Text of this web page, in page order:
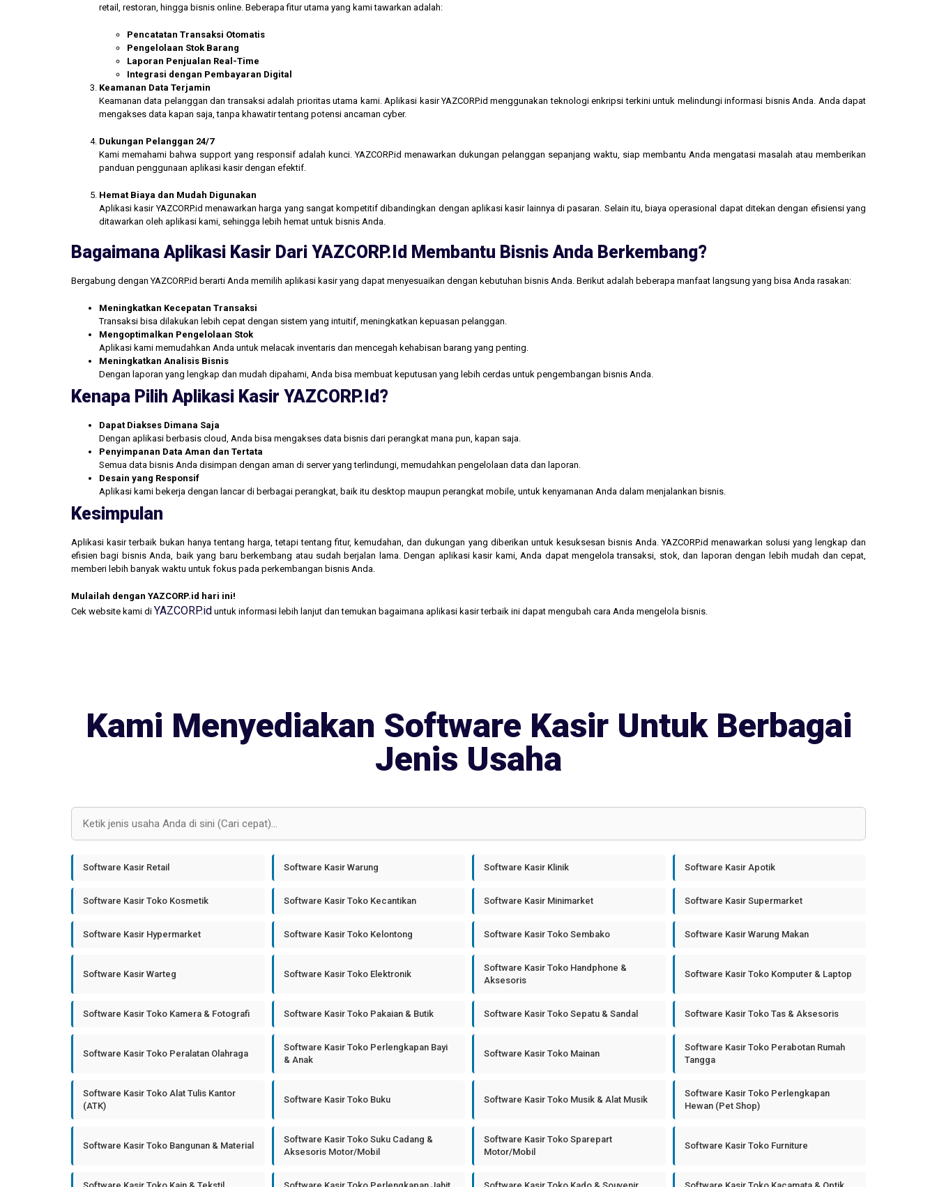
retail, restoran, hingga bisnis online. Beberapa fitur utama yang kami tawarkan adalah:
Pencatatan Transaksi Otomatis
Pengelolaan Stok Barang
Laporan Penjualan Real-Time
Integrasi dengan Pembayaran Digital
Keamanan Data Terjamin
Keamanan data pelanggan dan transaksi adalah prioritas utama kami. Aplikasi kasir YAZCORP.id menggunakan teknologi enkripsi terkini untuk melindungi informasi bisnis Anda. Anda dapat
mengakses data kapan saja, tanpa khawatir tentang potensi ancaman cyber.
Dukungan Pelanggan 24/7
Kami memahami bahwa support yang responsif adalah kunci. YAZCORP.id menawarkan dukungan pelanggan sepanjang waktu, siap membantu Anda mengatasi masalah atau memberikan
panduan penggunaan aplikasi kasir dengan efektif.
Hemat Biaya dan Mudah Digunakan
Aplikasi kasir YAZCORP.id menawarkan harga yang sangat kompetitif dibandingkan dengan aplikasi kasir lainnya di pasaran. Selain itu, biaya operasional dapat ditekan dengan efisiensi yang
ditawarkan oleh aplikasi kami, sehingga lebih hemat untuk bisnis Anda.
Bagaimana Aplikasi Kasir Dari YAZCORP.id Membantu Bisnis Anda Berkembang?
Bergabung dengan YAZCORP.id berarti Anda memilih aplikasi kasir yang dapat menyesuaikan dengan kebutuhan bisnis Anda. Berikut adalah beberapa manfaat langsung yang bisa Anda rasakan:
Meningkatkan Kecepatan Transaksi
Transaksi bisa dilakukan lebih cepat dengan sistem yang intuitif, meningkatkan kepuasan pelanggan.
Mengoptimalkan Pengelolaan Stok
Aplikasi kami memudahkan Anda untuk melacak inventaris dan mencegah kehabisan barang yang penting.
Meningkatkan Analisis Bisnis
Dengan laporan yang lengkap dan mudah dipahami, Anda bisa membuat keputusan yang lebih cerdas untuk pengembangan bisnis Anda.
Kenapa Pilih Aplikasi Kasir YAZCORP.id?
Dapat Diakses Dimana Saja
Dengan aplikasi berbasis cloud, Anda bisa mengakses data bisnis dari perangkat mana pun, kapan saja.
Penyimpanan Data Aman dan Tertata
Semua data bisnis Anda disimpan dengan aman di server yang terlindungi, memudahkan pengelolaan data dan laporan.
Desain yang Responsif
Aplikasi kami bekerja dengan lancar di berbagai perangkat, baik itu desktop maupun perangkat mobile, untuk kenyamanan Anda dalam menjalankan bisnis.
Kesimpulan
Aplikasi kasir terbaik bukan hanya tentang harga, tetapi tentang fitur, kemudahan, dan dukungan yang diberikan untuk kesuksesan bisnis Anda. YAZCORP.id menawarkan solusi yang lengkap dan
efisien bagi bisnis Anda, baik yang baru berkembang atau sudah berjalan lama. Dengan aplikasi kasir kami, Anda dapat mengelola transaksi, stok, dan laporan dengan lebih mudah dan cepat,
memberi lebih banyak waktu untuk fokus pada perkembangan bisnis Anda.
Mulailah dengan YAZCORP.id hari ini!
Cek website kami di YAZCORP.id untuk informasi lebih lanjut dan temukan bagaimana aplikasi kasir terbaik ini dapat mengubah cara Anda mengelola bisnis.
Kami Menyediakan Software Kasir Untuk Berbagai
Jenis Usaha
Software Kasir Retail Software Kasir Warung Software Kasir Klinik Software Kasir Apotik
Software Kasir Toko Kosmetik Software Kasir Toko Kecantikan Software Kasir Minimarket Software Kasir Supermarket
Software Kasir Hypermarket Software Kasir Toko Kelontong Software Kasir Toko Sembako Software Kasir Warung Makan
Software Kasir Warteg Software Kasir Toko Elektronik
Software Kasir Toko Handphone &
Aksesoris
Software Kasir Toko Komputer & Laptop
Software Kasir Toko Kamera & Fotografi Software Kasir Toko Pakaian & Butik Software Kasir Toko Sepatu & Sandal Software Kasir Toko Tas & Aksesoris
Software Kasir Toko Peralatan Olahraga
Software Kasir Toko Perlengkapan Bayi
& Anak
Software Kasir Toko Mainan
Software Kasir Toko Perabotan Rumah
Tangga
Software Kasir Toko Alat Tulis Kantor
(ATK)
Software Kasir Toko Buku Software Kasir Toko Musik & Alat Musik
Software Kasir Toko Perlengkapan
Hewan (Pet Shop)
Software Kasir Toko Bangunan & Material
Software Kasir Toko Suku Cadang &
Aksesoris Motor/Mobil
Software Kasir Toko Sparepart
Motor/Mobil
Software Kasir Toko Furniture